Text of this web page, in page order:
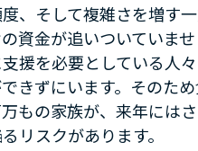
、そして複雑さを増す
資金が追いついていませ
援を必要としている人
きずにいます。そのた
もの家族が、来年には
リスクがあります。